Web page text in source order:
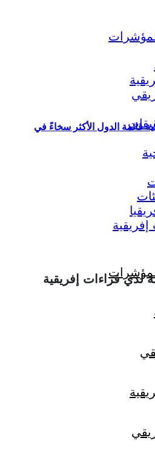
إفريقية قائمة الدول الأكثر سخاءً في
قراءات إفريقية